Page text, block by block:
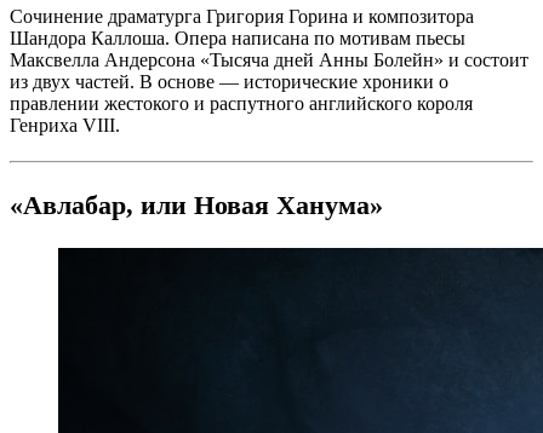
Сочинение драматурга Григория Горина и композитора
Шандора Каллоша. Опера написана по мотивам пьесы
Максвелла Андерсона «Тысяча дней Анны Болейн» и состоит
из двух частей. В основе — исторические хроники о
правлении жестокого и распутного английского короля
Генриха VIII.
«Авлабар, или Новая Ханума»